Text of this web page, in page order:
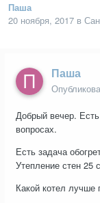
Паша
20 ноября, 2017 в
Паша
Добрый вечер.
вопросах.
Есть задача
Утепление стен 25
Какой котел лучше